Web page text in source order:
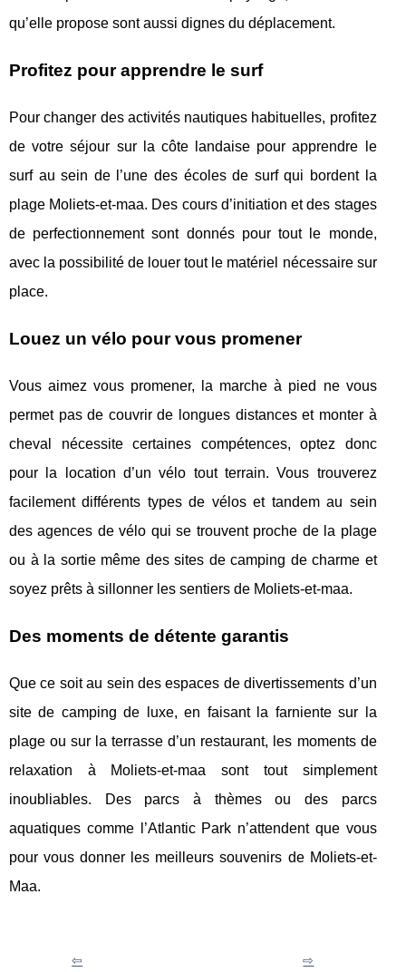
qu’elle propose sont aussi dignes du déplacement.
Profitez pour apprendre le surf
Pour changer des activités nautiques habituelles, profitez
de votre séjour sur la côte landaise pour apprendre le
surf au sein de l’une des écoles de surf qui bordent la
plage Moliets-et-maa. Des cours d’initiation et des stages
de perfectionnement sont donnés pour tout le monde,
avec la possibilité de louer tout le matériel nécessaire sur
place.
Louez un vélo pour vous promener
Vous aimez vous promener, la marche à pied ne vous
permet pas de couvrir de longues distances et monter à
cheval nécessite certaines compétences, optez donc
pour la location d’un vélo tout terrain. Vous trouverez
facilement différents types de vélos et tandem au sein
des agences de vélo qui se trouvent proche de la plage
ou à la sortie même des sites de camping de charme et
soyez prêts à sillonner les sentiers de Moliets-et-maa.
Des moments de détente garantis
Que ce soit au sein des espaces de divertissements d’un
site de camping de luxe, en faisant la farniente sur la
plage ou sur la terrasse d’un restaurant, les moments de
relaxation à Moliets-et-maa sont tout simplement
inoubliables. Des parcs à thèmes ou des parcs
aquatiques comme l’Atlantic Park n’attendent que vous
pour vous donner les meilleurs souvenirs de Moliets-et-
Maa.